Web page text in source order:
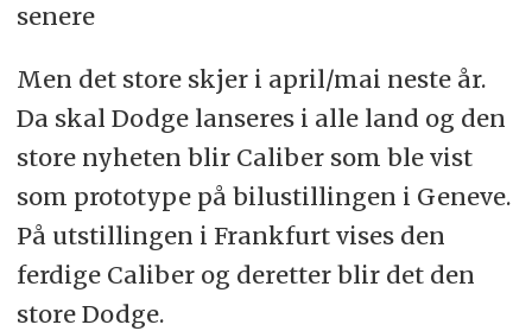
senere
Men det store skjer i april/mai neste år.
Da skal Dodge lanseres i alle land og den
store nyheten blir Caliber som ble vist
som prototype på bilustillingen i Geneve.
På utstillingen i Frankfurt vises den
ferdige Caliber og deretter blir det den
store Dodge.